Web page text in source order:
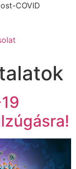
COVID